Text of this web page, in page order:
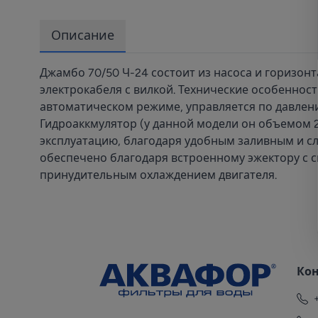
Описание
Джамбо 70/50 Ч-24 состоит из насоса и
электрокабеля с вилкой. Технические
автоматическом режиме, управляется по
Гидроаккмулятор (у данной модели он объемом
эксплуатацию, благодаря удобным заливным и
обеспечено благодаря встроенному эжектору с
принудительным охлаждением двигателя.